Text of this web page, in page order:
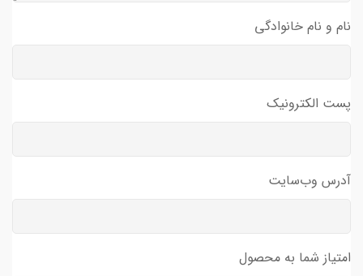
نام و نام خانوادگی
پست الکترونیک
آدرس وب‌سایت
امتیاز شما به محصول